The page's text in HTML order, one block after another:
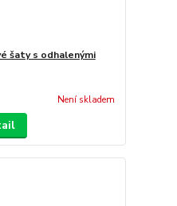
šaty s odhalenými
Není skladem